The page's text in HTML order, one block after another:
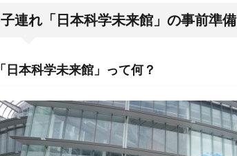
子連れ「日本科学未来館」の事前準備
「日本科学未来館」って何？